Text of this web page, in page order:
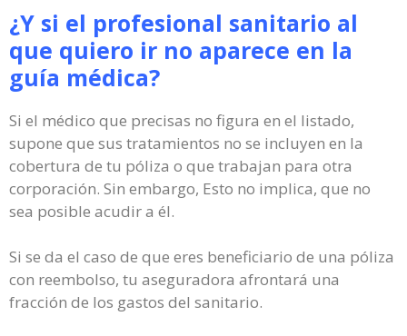
¿Y si el profesional sanitario al
que quiero ir no aparece en la
guía médica?
Si el médico que precisas no figura en el listado,
supone que sus tratamientos no se incluyen en la
cobertura de tu póliza o que trabajan para otra
corporación. Sin embargo, Esto no implica, que no
sea posible acudir a él.
Si se da el caso de que eres beneficiario de una póliza
con reembolso, tu aseguradora afrontará una
fracción de los gastos del sanitario.